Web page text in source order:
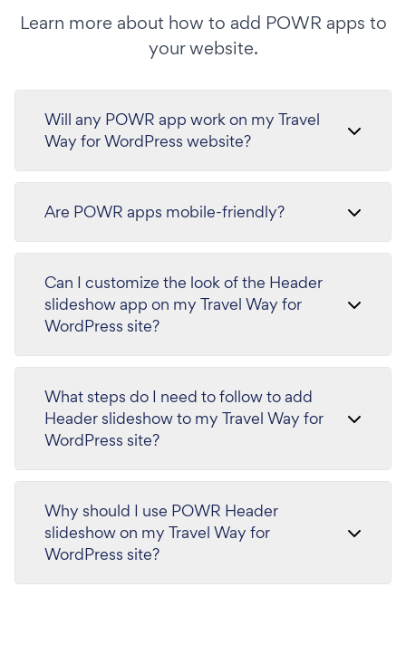
Learn more about how to add POWR apps to
your website.
Will any POWR app work on my Travel
Way for WordPress website?
Are POWR apps mobile-friendly?
Can I customize the look of the Header
slideshow app on my Travel Way for
WordPress site?
What steps do I need to follow to add
Header slideshow to my Travel Way for
WordPress site?
Why should I use POWR Header
slideshow on my Travel Way for
WordPress site?